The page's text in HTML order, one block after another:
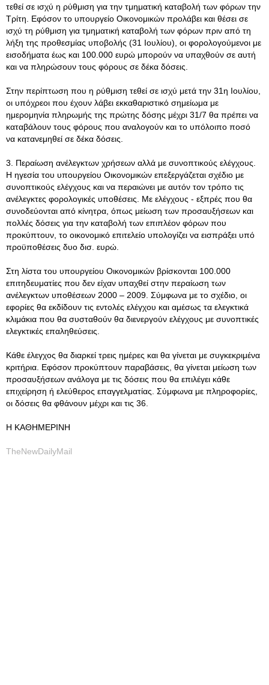
τεθεί σε ισχύ η ρύθμιση για την τμηματική καταβολή των φόρων την
Τρίτη. Εφόσον το υπουργείο Οικονομικών προλάβει και θέσει σε
ισχύ τη ρύθμιση για τμηματική καταβολή των φόρων πριν από τη
λήξη της προθεσμίας υποβολής (31 Ιουλίου), οι φορολογούμενοι με
εισοδήματα έως και 100.000 ευρώ μπορούν να υπαχθούν σε αυτή
και να πληρώσουν τους φόρους σε δέκα δόσεις.
Στην περίπτωση που η ρύθμιση τεθεί σε ισχύ μετά την 31η Ιουλίου,
οι υπόχρεοι που έχουν λάβει εκκαθαριστικό σημείωμα με
ημερομηνία πληρωμής της πρώτης δόσης μέχρι 31/7 θα πρέπει να
καταβάλουν τους φόρους που αναλογούν και το υπόλοιπο ποσό
να κατανεμηθεί σε δέκα δόσεις.
3. Περαίωση ανέλεγκτων χρήσεων αλλά με συνοπτικούς ελέγχους.
Η ηγεσία του υπουργείου Οικονομικών επεξεργάζεται σχέδιο με
συνοπτικούς ελέγχους και να περαιώνει με αυτόν τον τρόπο τις
ανέλεγκτες φορολογικές υποθέσεις. Με ελέγχους - εξπρές που θα
συνοδεύονται από κίνητρα, όπως μείωση των προσαυξήσεων και
πολλές δόσεις για την καταβολή των επιπλέον φόρων που
προκύπτουν, το οικονομικό επιτελείο υπολογίζει να εισπράξει υπό
προϋποθέσεις δυο δισ. ευρώ.
Στη λίστα του υπουργείου Οικονομικών βρίσκονται 100.000
επιτηδευματίες που δεν είχαν υπαχθεί στην περαίωση των
ανέλεγκτων υποθέσεων 2000 – 2009. Σύμφωνα με το σχέδιο, οι
εφορίες θα εκδίδουν τις εντολές ελέγχου και αμέσως τα ελεγκτικά
κλιμάκια που θα συσταθούν θα διενεργούν ελέγχους με συνοπτικές
ελεγκτικές επαληθεύσεις.
Κάθε έλεγχος θα διαρκεί τρεις ημέρες και θα γίνεται με συγκεκριμένα
κριτήρια. Εφόσον προκύπτουν παραβάσεις, θα γίνεται μείωση των
προσαυξήσεων ανάλογα με τις δόσεις που θα επιλέγει κάθε
επιχείρηση ή ελεύθερος επαγγελματίας. Σύμφωνα με πληροφορίες,
οι δόσεις θα φθάνουν μέχρι και τις 36.
Η ΚΑΘΗΜΕΡΙΝΗ
TheNewDailyMail